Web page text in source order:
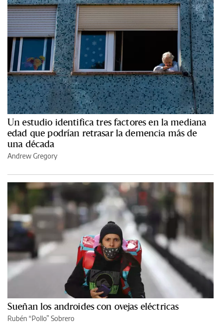
Un estudio identifica tres factores en la mediana
edad que podrían retrasar la demencia más de
una década
Andrew Gregory
Sueñan los androides con ovejas eléctricas
Rubén “Pollo” Sobrero